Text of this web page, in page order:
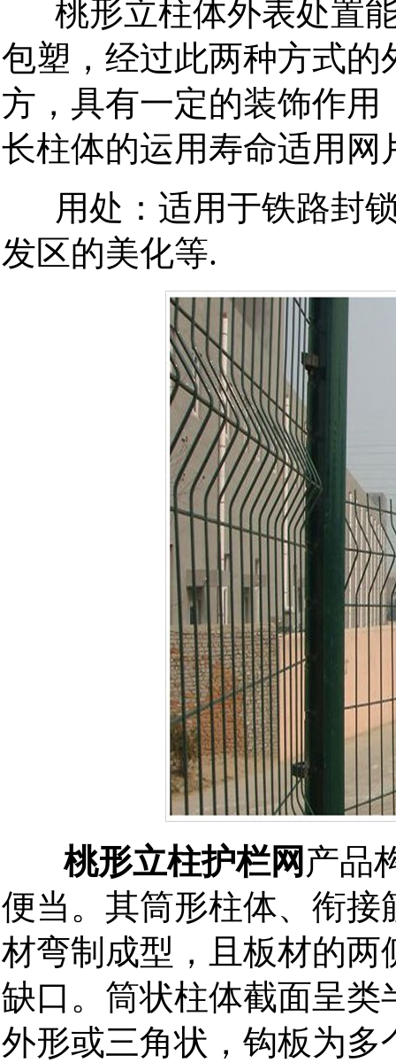
桃形立柱体外表处置能
包塑，经过此两种方式
方，具有一定的装饰作
长柱体的运用寿命适用网
用处：适用于铁路封锁
发区的美化等.
桃形立柱护栏网 产品
便当。其筒形柱体、衔
材弯制成型，且板材的
缺口。筒状柱体截面呈
外形或三角状，钩板为